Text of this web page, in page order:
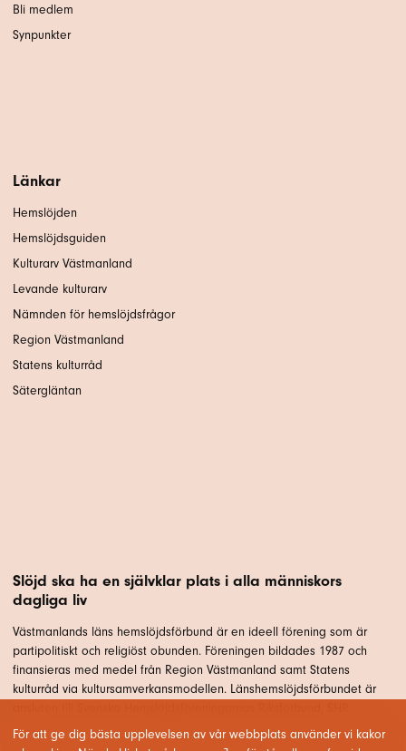
Bli medlem
Synpunkter
Länkar
Hemslöjden
Hemslöjdsguiden
Kulturarv Västmanland
Levande kulturarv
Nämnden för hemslöjdsfrågor
Region Västmanland
Statens kulturråd
Sätergläntan
Slöjd ska ha en självklar plats i alla människors
dagliga liv
Västmanlands läns hemslöjdsförbund är en ideell förening som är
partipolitiskt och religiöst obunden. Föreningen bildades 1987 och
finansieras med medel från Region Västmanland samt Statens
kulturråd via kultursamverkansmodellen. Länshemslöjdsförbundet är
För att ge dig bästa upplevelsen av vår webbplats använder vi kakor